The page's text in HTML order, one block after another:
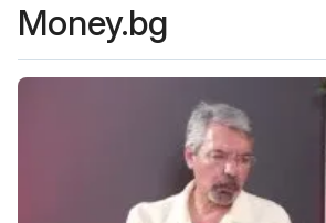
Money.bg